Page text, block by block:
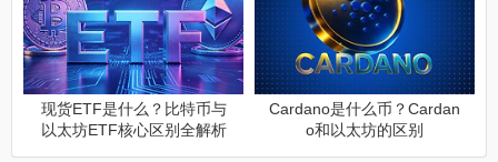
现货ETF是什么？比特币与
以太坊ETF核心区别全解析
Cardano是什么币？Cardan
o和以太坊的区别